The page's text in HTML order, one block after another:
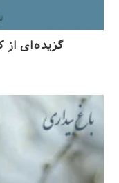
گزیده‌ای از